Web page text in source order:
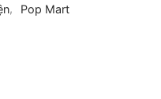
, Pop Mart